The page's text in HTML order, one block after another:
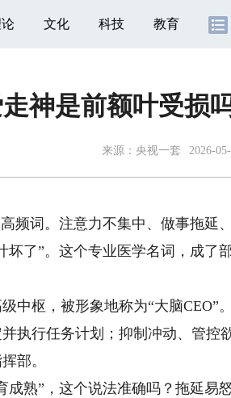
文化 科技 教育
神是前额叶受损
来源： 央视一套 2026-
词。注意力不集中、做事拖延
了”。这个专业医学名词，成了
枢，被形象地称为“大脑CEO”
执行任务计划；抑制冲动、管控
部。
熟”，这个说法准确吗？拖延易